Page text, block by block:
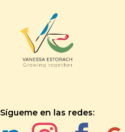
Sígueme en las redes: